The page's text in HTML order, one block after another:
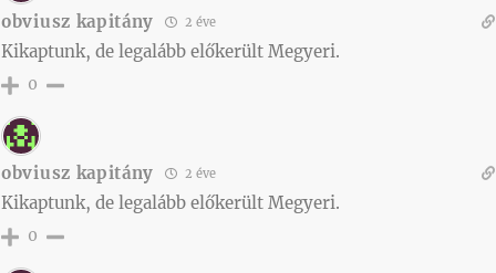
obviusz kapitány 2 éve
Kikaptunk, de legalább előkerült Megyeri.
0
obviusz kapitány 2 éve
Kikaptunk, de legalább előkerült Megyeri.
0